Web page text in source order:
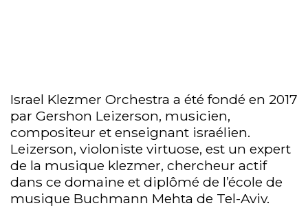
Israel Klezmer Orchestra a été fondé en 2017
par Gershon Leizerson, musicien,
compositeur et enseignant israélien.
Leizerson, violoniste virtuose, est un expert
de la musique klezmer, chercheur actif
dans ce domaine et diplômé de l’école de
musique Buchmann Mehta de Tel-Aviv.